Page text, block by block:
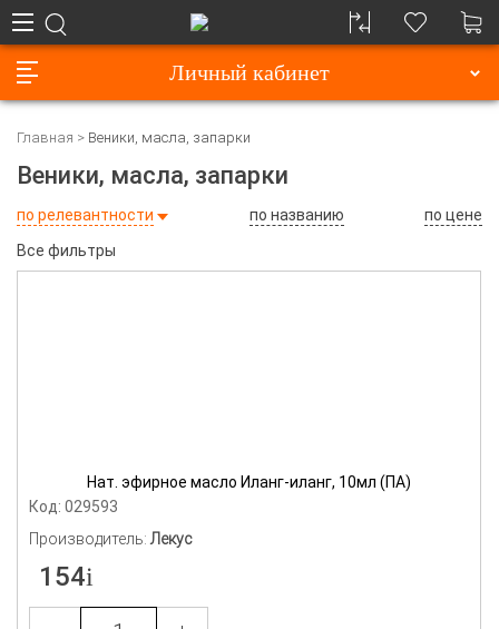
Личный кабинет
Главная Веники, масла, запарки
Веники, масла, запарки
по релевантности по названию
по цене
Все фильтры
Нат. эфирное масло Иланг-иланг, 10мл (ПА)
Код: 029593
Производитель:Лекус
154